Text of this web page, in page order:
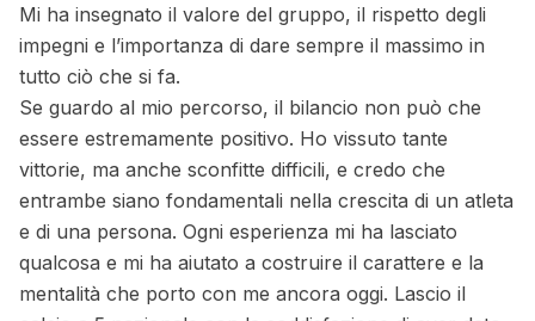
Mi ha insegnato il valore del gruppo, il rispetto degli
impegni e l’importanza di dare sempre il massimo in
tutto ciò che si fa.
Se guardo al mio percorso, il bilancio non può che
essere estremamente positivo. Ho vissuto tante
vittorie, ma anche sconfitte difficili, e credo che
entrambe siano fondamentali nella crescita di un atleta
e di una persona. Ogni esperienza mi ha lasciato
qualcosa e mi ha aiutato a costruire il carattere e la
mentalità che porto con me ancora oggi. Lascio il